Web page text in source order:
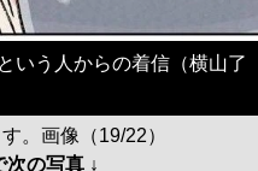
いう人からの着信（横山了
。画像（19/22）
次の写真 ↓